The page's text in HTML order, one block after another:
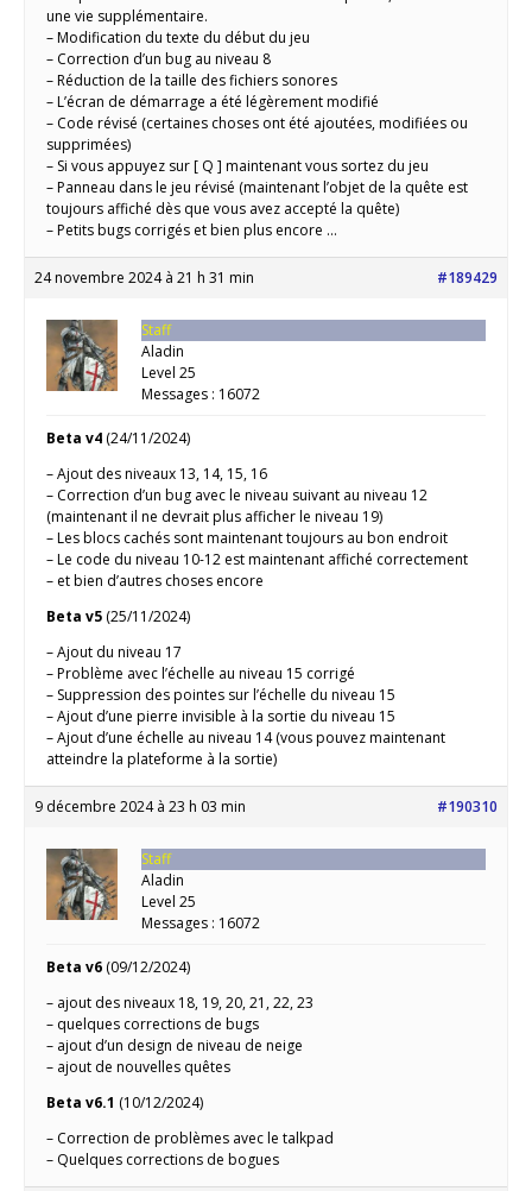
une vie supplémentaire.
– Modification du texte du début du jeu
– Correction d’un bug au niveau 8
– Réduction de la taille des fichiers sonores
– L’écran de démarrage a été légèrement modifié
– Code révisé (certaines choses ont été ajoutées, modifiées ou
supprimées)
– Si vous appuyez sur [ Q ] maintenant vous sortez du jeu
– Panneau dans le jeu révisé (maintenant l’objet de la quête est
toujours affiché dès que vous avez accepté la quête)
– Petits bugs corrigés et bien plus encore …
24 novembre 2024 à 21 h 31 min #189429
Staff
Aladin
Level 25
Messages : 16072
Beta v4 (24/11/2024)
– Ajout des niveaux 13, 14, 15, 16
– Correction d’un bug avec le niveau suivant au niveau 12
(maintenant il ne devrait plus afficher le niveau 19)
– Les blocs cachés sont maintenant toujours au bon endroit
– Le code du niveau 10-12 est maintenant affiché correctement
– et bien d’autres choses encore
Beta v5 (25/11/2024)
– Ajout du niveau 17
– Problème avec l’échelle au niveau 15 corrigé
– Suppression des pointes sur l’échelle du niveau 15
– Ajout d’une pierre invisible à la sortie du niveau 15
– Ajout d’une échelle au niveau 14 (vous pouvez maintenant
atteindre la plateforme à la sortie)
9 décembre 2024 à 23 h 03 min #190310
Staff
Aladin
Level 25
Messages : 16072
Beta v6 (09/12/2024)
– ajout des niveaux 18, 19, 20, 21, 22, 23
– quelques corrections de bugs
– ajout d’un design de niveau de neige
– ajout de nouvelles quêtes
Beta v6.1 (10/12/2024)
– Correction de problèmes avec le talkpad
– Quelques corrections de bogues